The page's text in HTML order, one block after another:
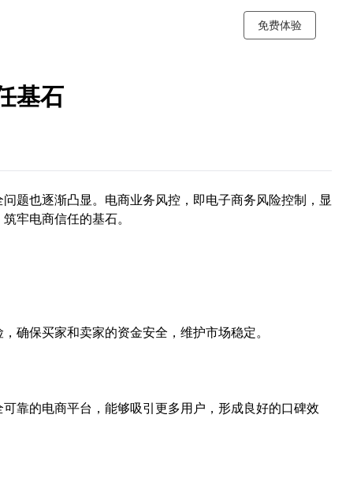
免费体验
基石
题也逐渐凸显。电商业务风控，即电子商务风险控制，显
牢电商信任的基石。
确保买家和卖家的资金安全，维护市场稳定。
靠的电商平台，能够吸引更多用户，形成良好的口碑效